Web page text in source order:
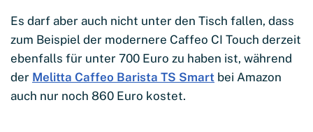
Es darf aber auch nicht unter den Tisch fallen, dass
zum Beispiel der modernere Caffeo CI Touch derzeit
ebenfalls für unter 700 Euro zu haben ist, während
der Melitta Caffeo Barista TS Smart bei Amazon
auch nur noch 860 Euro kostet.